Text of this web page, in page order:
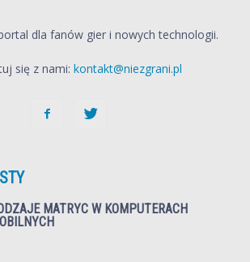
dla fanów gier i nowych technologii.
się z nami: kontakt@niezgrani.pl
MATRYC W KOMPUTERACH